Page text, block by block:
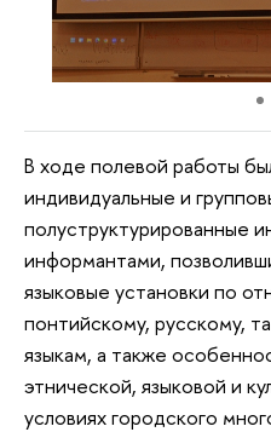
В ходе полевой работы
индивидуальные и
полуструктурированные
информантами,
языковые установки по
понтийскому, русскому,
языкам, а также
этнической, языковой и
условиях городского